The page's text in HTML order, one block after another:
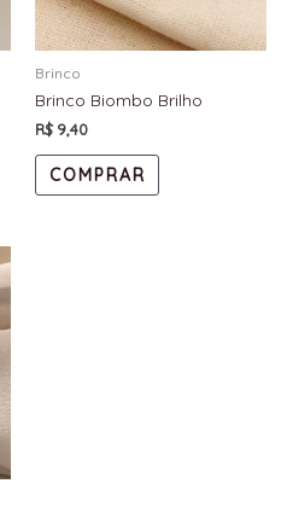
Brinco
Brinco Biombo Brilho
R$ 9,40
COMPRAR